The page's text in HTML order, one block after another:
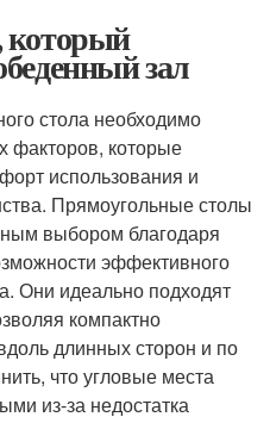
который
зал
стола необходимо
факторов, которые
использования и
Прямоугольные столы
выбором благодаря
эффективного
Они идеально подходят
компактно
длинных сторон и по
что угловые места
из-за недостатка